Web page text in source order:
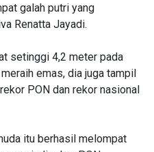
galah putri yang
Renatta Jayadi.
setinggi 4,2 meter pada
emas, dia juga tampil
PON dan rekor nasional
itu berhasil melompat